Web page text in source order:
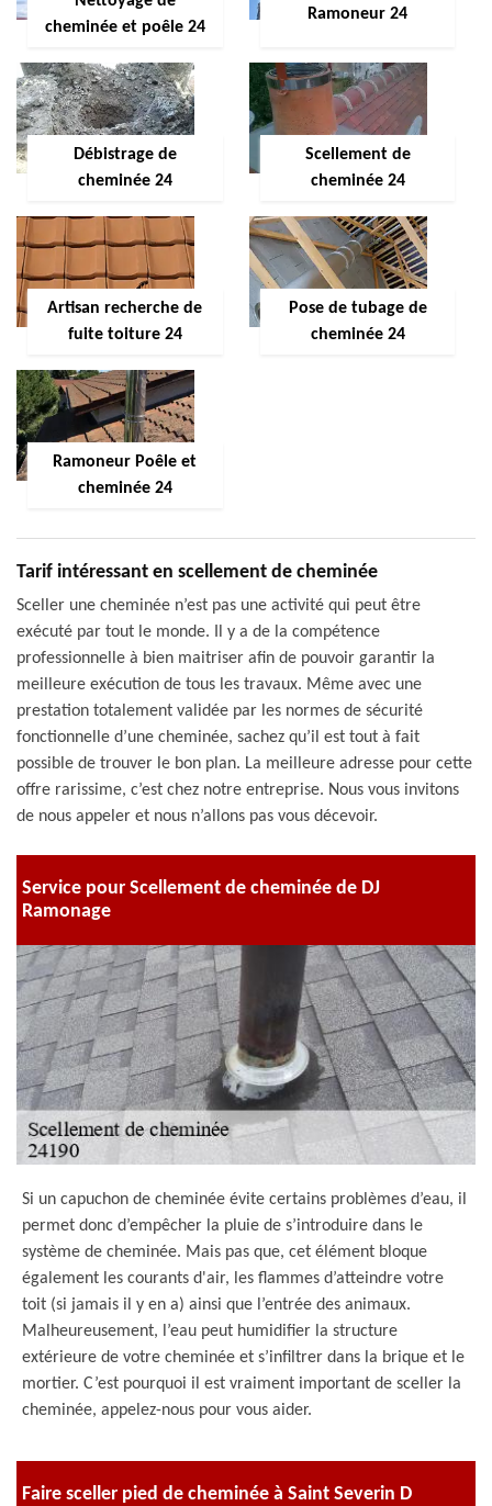
cheminée et poêle 24
Ramoneur 24
Débistrage de
cheminée 24
Scellement de
cheminée 24
Artisan recherche de
fuite toiture 24
Pose de tubage de
cheminée 24
Ramoneur Poêle et
cheminée 24
Tarif intéressant en scellement de cheminée
Sceller une cheminée n’est pas une activité qui peut être
exécuté par tout le monde. Il y a de la compétence
professionnelle à bien maitriser afin de pouvoir garantir la
meilleure exécution de tous les travaux. Même avec une
prestation totalement validée par les normes de sécurité
fonctionnelle d’une cheminée, sachez qu’il est tout à fait
possible de trouver le bon plan. La meilleure adresse pour cette
offre rarissime, c’est chez notre entreprise. Nous vous invitons
de nous appeler et nous n’allons pas vous décevoir.
Service pour Scellement de cheminée de DJ
Ramonage
Si un capuchon de cheminée évite certains problèmes d’eau, il
permet donc d’empêcher la pluie de s’introduire dans le
système de cheminée. Mais pas que, cet élément bloque
également les courants d'air, les flammes d’atteindre votre
toit (si jamais il y en a) ainsi que l’entrée des animaux.
Malheureusement, l’eau peut humidifier la structure
extérieure de votre cheminée et s’infiltrer dans la brique et le
mortier. C’est pourquoi il est vraiment important de sceller la
cheminée, appelez-nous pour vous aider.
Faire sceller pied de cheminée à Saint Severin D